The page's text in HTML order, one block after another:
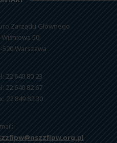
Zarządu Głównego
Wiśniowa 50
520 Warszawa
22 640 80 23
22 640 82 67
22 849 82 30